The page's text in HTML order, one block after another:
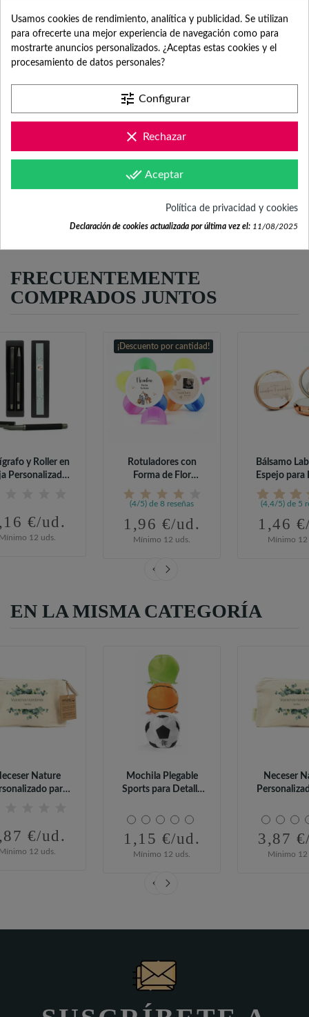
Contacta con nosotros +34 965 731 401
Mándanos tus dudas a
hola@fabricadelasuerte.es
Revisa nuestras páginas de
documentación
FRECUENTEMENTE
COMPRADOS JUNTOS
y Roller en
Personalizada
€/ud.
12 uds.
¡Descuento por cantidad!
Rotuladores con
Forma de Flor
Personalizados...
(4/5) de 8 reseñas
1,96 €/ud.
Mínimo 12 uds.
Bálsamo
Espejo para
de
(4,4/5) de 5
1,46
Mínimo 12
EN LA MISMA CATEGORÍA
Nature
para
€/ud.
12 uds.
Mochila Plegable
Sports para Detalle
1,15 €/ud.
Mínimo 12 uds.
Neceser
3,87
Mínimo 12
Usamos cookies de rendimiento, analítica y publicidad. Se utilizan
para ofrecerte una mejor experiencia de navegación como para
mostrarte anuncios personalizados. ¿Aceptas estas cookies y el
procesamiento de datos personales?
tune Configurar
clear Rechazar
done_all Aceptar
Política de privacidad y cookies
Declaración de cookies actualizada por última vez el: 11/08/2025